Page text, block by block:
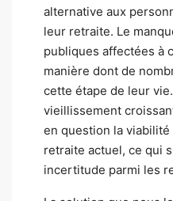
alternative aux
leur retraite. Le
publiques affectées à
manière dont de
cette étape de leur
vieillissement
en question la
retraite actuel, ce qui
incertitude parmi les